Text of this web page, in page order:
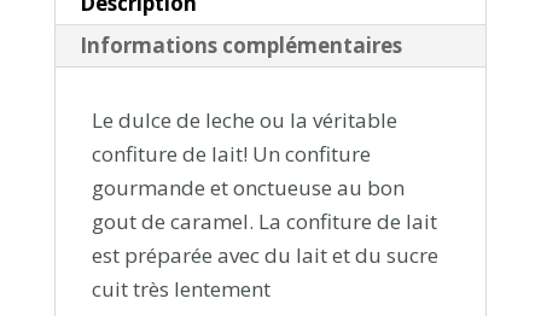
Informations complémentaires
Le dulce de leche ou la véritable
confiture de lait! Un confiture
gourmande et onctueuse au bon
gout de caramel. La confiture de lait
est préparée avec du lait et du sucre
cuit très lentement